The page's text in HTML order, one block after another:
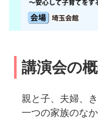
講演会の
親と子、夫婦、
一つの家族のな